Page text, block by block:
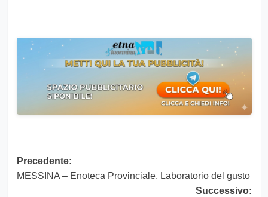
Navigazione
articolo
Precedente:
MESSINA – Enoteca Provinciale, Laboratorio del gusto
Successivo: